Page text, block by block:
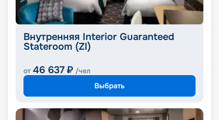
Внутренняя Interior Guaranteed
Stateroom (ZI)
от 46 637 ₽ /чел
Выбрать